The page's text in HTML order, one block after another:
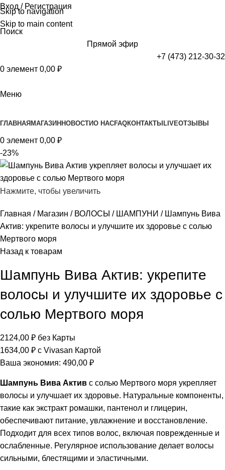
Skip to navigation
Skip to main content
Вход / Регистрация
Поиск
Прямой эфир
+7 (473) 212-30-32
0 элемент 0,00 ₽
Меню
ГЛАВНАЯ МАГАЗИН НОВОСТИО НАСFAQКОНТАКТЫ LIVEОТЗЫВЫ
0 элемент 0,00 ₽
-23%
Нажмите, чтобы увеличить
Главная Магазин ВОЛОСЫ ШАМПУНИ
Шампунь Вива
Актив: укрепите волосы и улучшите их здоровье с солью
Мертвого моря
Назад к товарам
Шампунь Вива Актив: укрепите
волосы и улучшите их здоровье с
солью Мертвого моря
2124,00 ₽ без Карты
1634,00 ₽ с Vivasan Картой
Ваша экономия: 490,00 ₽
Шампунь Вива Актив с солью Мертвого моря укрепляет
волосы и улучшает их здоровье. Натуральные компоненты,
такие как экстракт ромашки, пантенол и глицерин,
обеспечивают питание, увлажнение и восстановление.
Подходит для всех типов волос, включая поврежденные и
ослабленные. Регулярное использование делает волосы
сильными, блестящими и эластичными.